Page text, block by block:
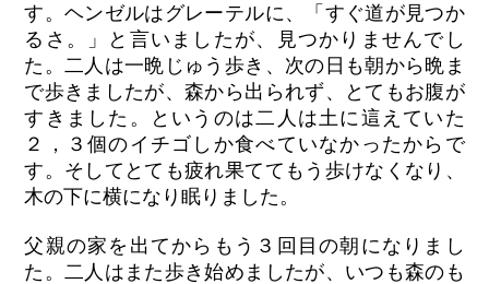
す。ヘンゼルはグレーテルに、「すぐ道が見つか
るさ。」と言いましたが、見つかりませんでし
た。二人は一晩じゅう歩き、次の日も朝から晩ま
で歩きましたが、森から出られず、とてもお腹が
すきました。というのは二人は土に這えていた
２，３個のイチゴしか食べていなかったからで
す。そしてとても疲れ果ててもう歩けなくなり、
木の下に横になり眠りました。
父親の家を出てからもう３回目の朝になりまし
た。二人はまた歩き始めましたが、いつも森のも